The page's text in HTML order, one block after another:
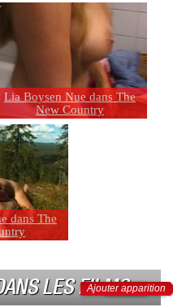
Lia Boysen Nue dans The
New Country
dans The
LES FILMS
Ajouter apparition